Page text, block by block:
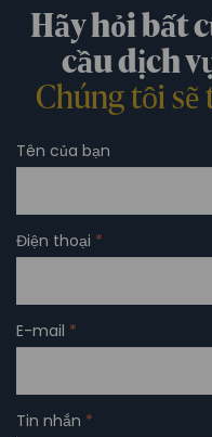
Hãy hỏi bất
cầu dịch
Chúng tôi
Tên của bạn
Điện thoại *
E-mail *
Tin nhắn *